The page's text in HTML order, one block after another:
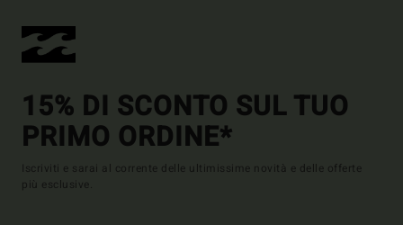
15% DI SCONTO SUL TUO
PRIMO ORDINE*
Iscriviti e sarai al corrente delle ultimissime novità e delle offerte
più esclusive.